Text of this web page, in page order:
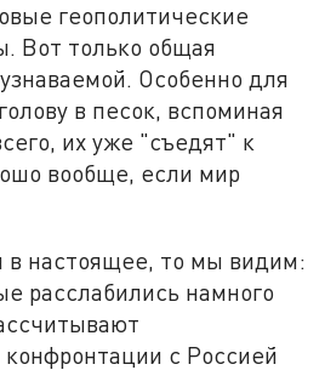
геополитические
Вот только общая
Особенно для
в песок, вспоминая
их уже "съедят" к
вообще, если мир
в настоящее, то мы видим:
расслабились намного
конфронтации с Россией